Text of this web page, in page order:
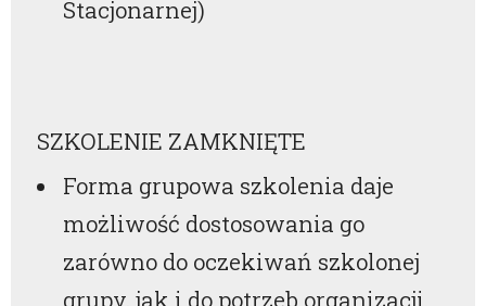
Stacjonarnej)
SZKOLENIE ZAMKNIĘTE
Forma grupowa szkolenia daje
możliwość dostosowania go
zarówno do oczekiwań szkolonej
grupy, jak i do potrzeb organizacji.